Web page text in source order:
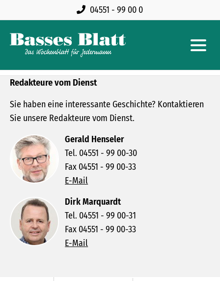
04551 - 99 00 0
Redakteure vom Dienst
Sie haben eine interessante Geschichte? Kontaktieren
Sie unsere Redakteure vom Dienst.
Gerald Henseler
Tel. 04551 - 99 00-30
Fax 04551 - 99 00-33
E-Mail
Dirk Marquardt
Tel. 04551 - 99 00-31
Fax 04551 - 99 00-33
E-Mail